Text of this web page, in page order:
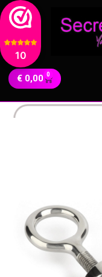
10
€ 0,00 0